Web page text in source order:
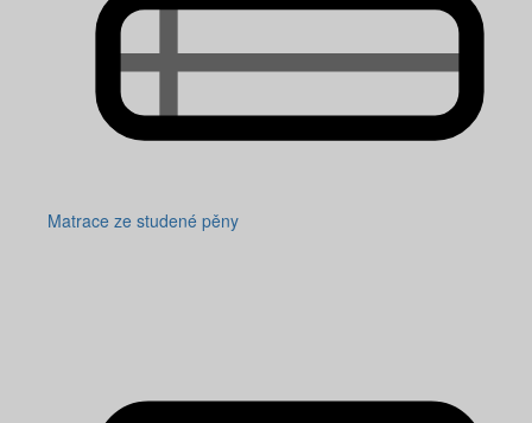
Matrace ze studené pěny